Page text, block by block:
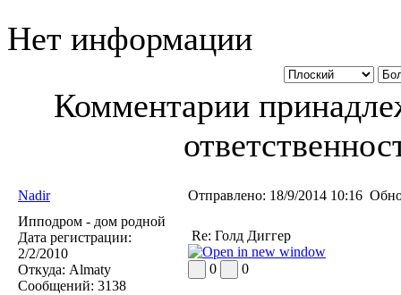
Нет информации
Комментарии
Nadir Отправлено: 18/9/2014 10:16
Ипподром - дом родной
Дата регистрации:
2/2/2010
Откуда: Almaty
Сообщений: 3138
Re: Голд Диггер
0 0